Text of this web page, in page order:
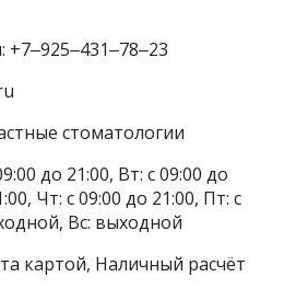
стоматологии
до 21:00, Вт: с 09:00 до
Чт: с 09:00 до 21:00, Пт: с
Вс: выходной
картой, Наличный расчёт